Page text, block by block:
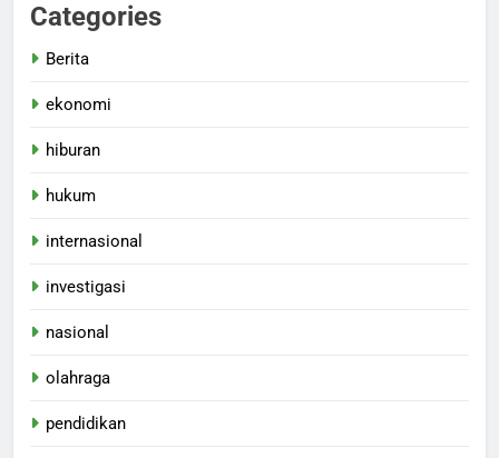
Categories
Berita
ekonomi
hiburan
hukum
internasional
investigasi
nasional
olahraga
pendidikan